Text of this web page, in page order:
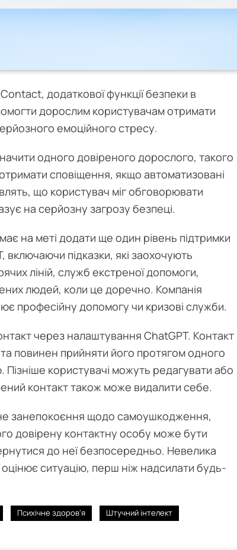
додаткової функції безпеки в
дорослим користувачам отримати
емоційного стресу.
одного довіреного дорослого, такого
сповіщення, якщо автоматизовані
що користувач міг обговорювати
на серйозну загрозу безпеці.
на меті додати ще один рівень підтримки
включаючи підказки, які заохочують
ліній, служб екстреної допомоги,
людей, коли це доречно. Компанія
професійну допомогу чи кризові служби.
через налаштування ChatGPT. Контакт
повинен прийняти його протягом одного
користувачі можуть редагувати або
контакт також може видалити себе.
занепокоєння щодо самоушкодження,
довірену контактну особу може бути
до неї безпосередньо. Невелика
ситуацію, перш ніж надсилати будь-
Психічне здоров'я Штучний інтелект